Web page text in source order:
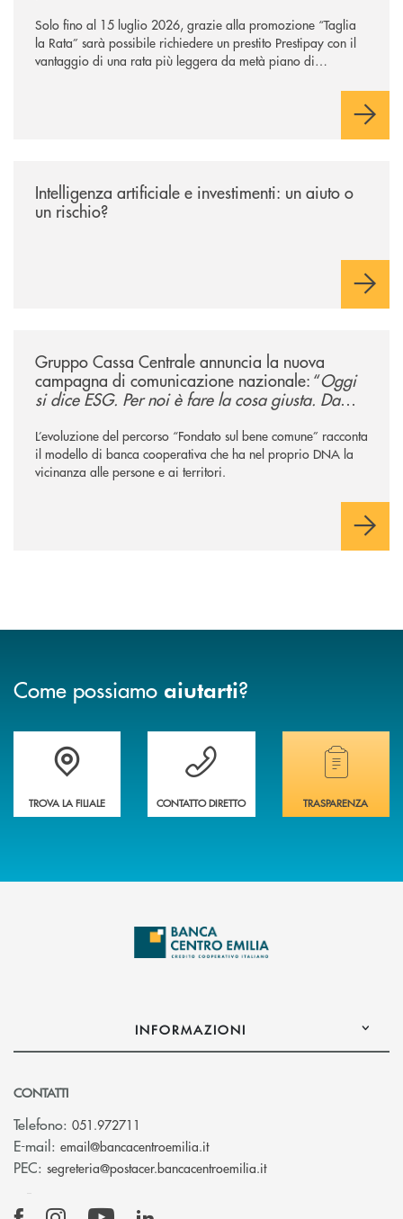
Solo fino al 15 luglio 2026, grazie alla promozione “Taglia
la Rata” sarà possibile richiedere un prestito Prestipay con il
vantaggio di una rata più leggera da metà piano di
Intelligenza artificiale e investimenti: un aiuto o
un rischio?
Gruppo Cassa Centrale annuncia la nuova
campagna di comunicazione nazionale: “Oggi
si dice ESG. Per noi è fare la cosa giusta. Da
L’evoluzione del percorso “Fondato sul bene comune” racconta
il modello di banca cooperativa che ha nel proprio DNA la
vicinanza alle persone e ai territori.
Come possiamo aiutarti?
Accedi all' elenco completo delle filiali
TROVA LA FILIALE
Vuoi avere maggiori informazioni sulla
CONTATTO DIRETTO
Hai bisogno di
TRASPARENZA
INFORMAZIONI
CONTATTI
Telefono: 051.972711
E-mail: email@bancacentroemilia.it(si apre l’app di posta
PEC: segreteria@postacer.bancacentroemilia.it(si apre l’app di